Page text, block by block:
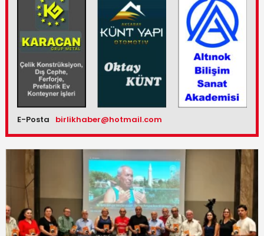
E-Posta birlikhaber@hotmail.com